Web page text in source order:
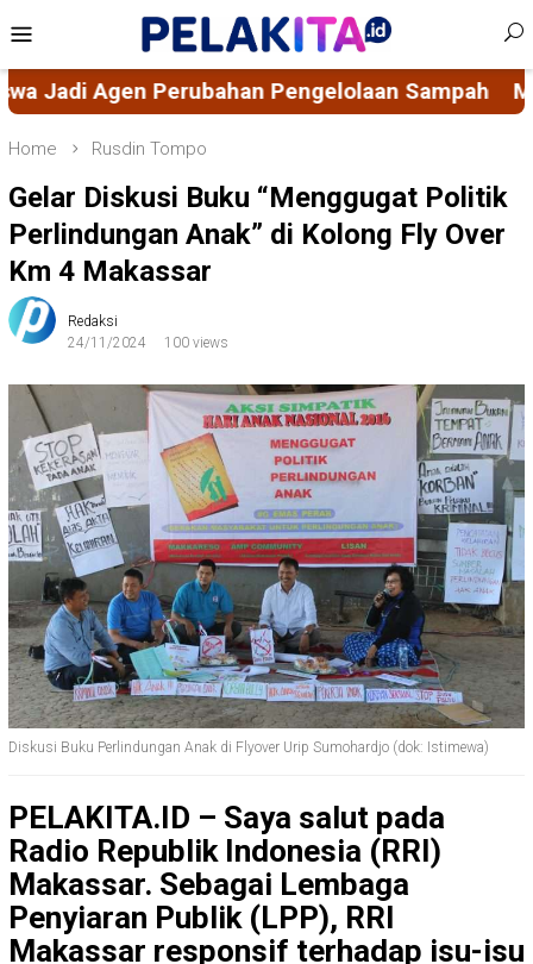
to
content
Menu
Sampah Mahasiswa KKN-PK 69 Desa
Home Rusdin Tompo
Gelar Diskusi Buku “Menggugat Politik
Perlindungan Anak” di Kolong Fly Over
Km 4 Makassar
Redaksi
24/11/2024
100 views
Diskusi Buku Perlindungan Anak di Flyover Urip Sumohardjo (dok: Istimewa)
PELAKITA.ID – Saya salut pada
Radio Republik Indonesia (RRI)
Makassar. Sebagai Lembaga
Penyiaran Publik (LPP), RRI
Makassar responsif terhadap isu-isu